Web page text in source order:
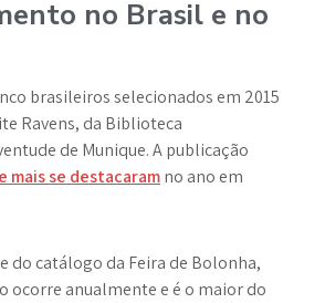
no Brasil e no
brasileiros selecionados em 2015
Ravens, da Biblioteca
de Munique. A publicação
mais se destacaramno ano em
do catálogo da Feira de Bolonha,
ocorre anualmente e é o maior do